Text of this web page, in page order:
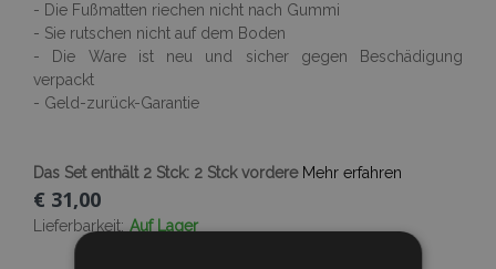
- Die Fußmatten riechen nicht nach Gummi
- Sie rutschen nicht auf dem Boden
- Die Ware ist neu und sicher gegen Beschädigung
verpackt
- Geld-zurück-Garantie
Das Set enthält 2 Stck: 2 Stck vordere Mehr erfahren
€ 31,00
Lieferbarkeit: Auf Lager